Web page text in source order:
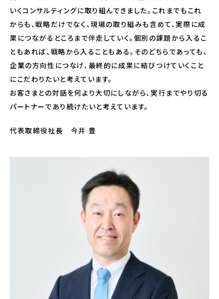
いくコンサルティングに取り組んできました。これまでもこれ
からも、戦略だけでなく、現場の取り組みも含めて、実際に成
果につながるところまで伴走していく。個別の課題から入るこ
ともあれば、戦略から入ることもある。そのどちらであっても、
企業の方向性につなげ、最終的に成果に結びつけていくこと
にこだわりたいと考えています。
お客さまとの対話を何より大切にしながら、実行までやり切る
パートナーであり続けたいと考えています。
代表取締役社長 今井 豊